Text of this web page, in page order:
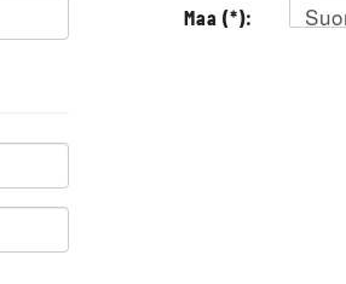
Maa (*):